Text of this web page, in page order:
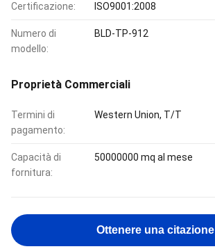
Certificazione: ISO9001:2008
Numero di
modello:
BLD-TP-912
Proprietà Commerciali
Termini di
pagamento:
Western Union, T/T
Capacità di
fornitura:
50000000 mq al mese
Ottenere una citazione